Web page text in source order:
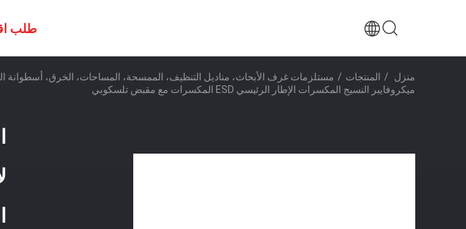
طلب
منزل / المنتجات / مستلزمات غرف الأبحاث، مناديل التنظيف، الممسحة، المساحات، الخرق، أسطوانة
ميكروفايبر النسيج المكسرات الإطار الرئيسي ESD المكسرات مع مقبض تلسكوبي